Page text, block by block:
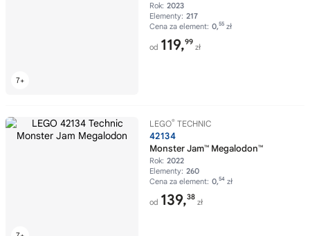
Rok: 2023
Elementy: 217
Cena za element: 0,55 zł
od 119,99
zł
LEGO® TECHNIC
42134
Monster Jam™ Megalodon™
Rok: 2022
Elementy: 260
Cena za element: 0,54 zł
od 139,38
zł